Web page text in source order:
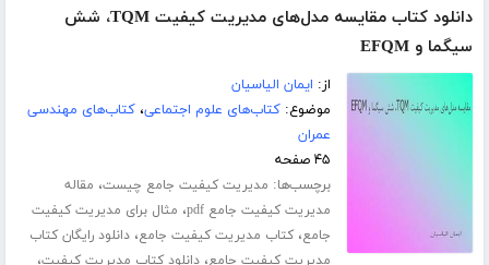
دانلود کتاب مقایسه مدل‌های مدیریت کیفیت TQM، شش
سیگما و EFQM
از: ایمان الیاسیان
موضوع:کتاب‌های علوم اجتماعی،کتاب‌های مهندسی
عمران
۴۵ صفحه
برچسب‌ها: مدیریت کیفیت جامع چیست، مقاله
مدیریت کیفیت جامع pdf
، مثال برای مدیریت کیفیت
جامع،کتاب مدیریت کیفیت جامع،دانلود رایگان کتاب
مدیریت کیفیت جامع دانلود کتاب مدیریت کیفیت